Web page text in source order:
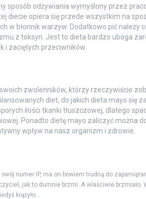
sposób odżywiania wymyślony przez
diecie opiera się przede wszystkim na
w błonnik warzyw. Dodatkowo pić należy
z toksyn. Jest to dieta bardzo uboga
i zaciętych przeciwników.
zwolenników, którzy rzeczywiście
diet, do jakich dieta mayo się
ilości tkanki tłuszczowej, dlatego
Ponadto dietę mayo zaliczyć można
wpływ na nasz organizm i zdrowie.
swój numer IP, ma on bowiem trudną do
jak to dumnie brzmi. A właściwie brzmiało.
krążyło...